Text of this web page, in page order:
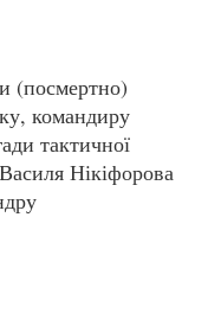
(посмертно)
командиру
тактичної
Нікіфорова